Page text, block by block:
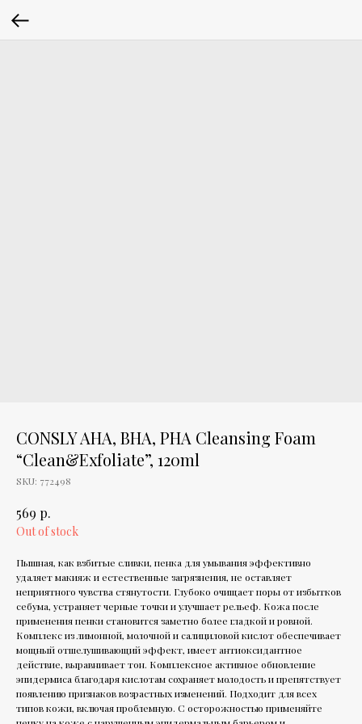
CONSLY AHA, BHA, PHA Cleansing Foam
“Clean&Exfoliate”, 120ml
SKU: 772498
569 р.
Out of stock
Пышная, как взбитые сливки, пенка для умывания эффективно
удаляет макияж и естественные загрязнения, не оставляет
неприятного чувства стянутости. Глубоко очищает поры от избытков
себума, устраняет черные точки и улучшает рельеф. Кожа после
применения пенки становится заметно более гладкой и ровной.
Комплекс из лимонной, молочной и салициловой кислот обеспечивает
мощный отшелушивающий эффект, имеет антиоксидантное
действие, выравнивает тон. Комплексное активное обновление
эпидермиса благодаря кислотам сохраняет молодость и препятствует
появлению признаков возрастных изменений. Подходит для всех
типов кожи, включая проблемную. С осторожностью применяйте